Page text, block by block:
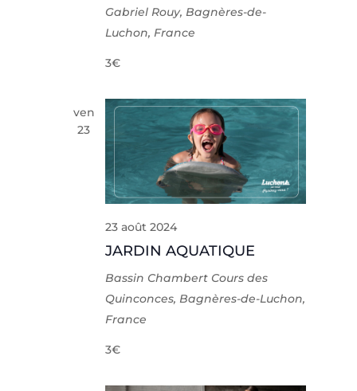
Gabriel Rouy, Bagnères-de-
Luchon, France
3€
ven
23
JARDIN AQUATIQUE
23 août 2024
Bassin Chambert Cours des
Quinconces, Bagnères-de-Luchon,
France
3€